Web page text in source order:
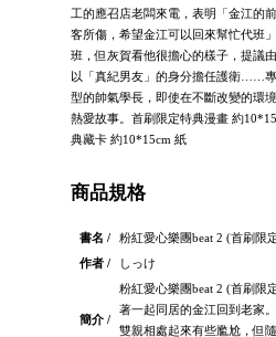
工的應召店老闆來電，表明「金江的
客所傷，希望金江可以回來幫忙代班
班，但灰賀看他很擔心的樣子，提議
以「真紀男友」的身分擔任護衛……
型的帥氣學長，即使在不斷改變的環
熱愛故事。首刷限定特典漫畫 約
典藏卡 約10*15cm 紙
商品規格
書名 /
粉紅愛心樂團beat 2 (首刷限
作者 /
しっけ
簡介 /
粉紅愛心樂團beat 2 (首刷限
著一起同居的金江回到老家
雙親相處起來有些尷尬，但